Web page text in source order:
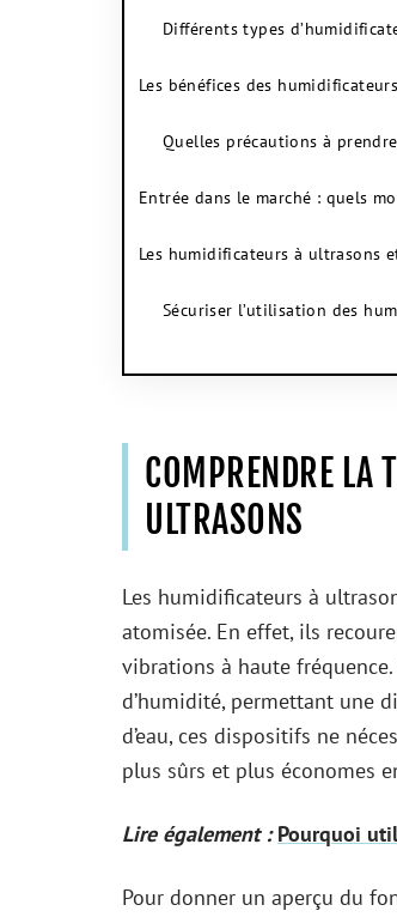
Différents types
Les bénéfices des
Quelles précautions à
Entrée dans le marché : quels
Les humidificateurs à ultrasons
Sécuriser l’utilisation des
COMPRENDRE LA
ULTRASONS
Les humidificateurs à
atomisée. En effet, ils
vibrations à haute
d’humidité, permettant une
d’eau, ces dispositifs ne
plus sûrs et plus économes
Lire également : Pourquoi
Pour donner un aperçu du